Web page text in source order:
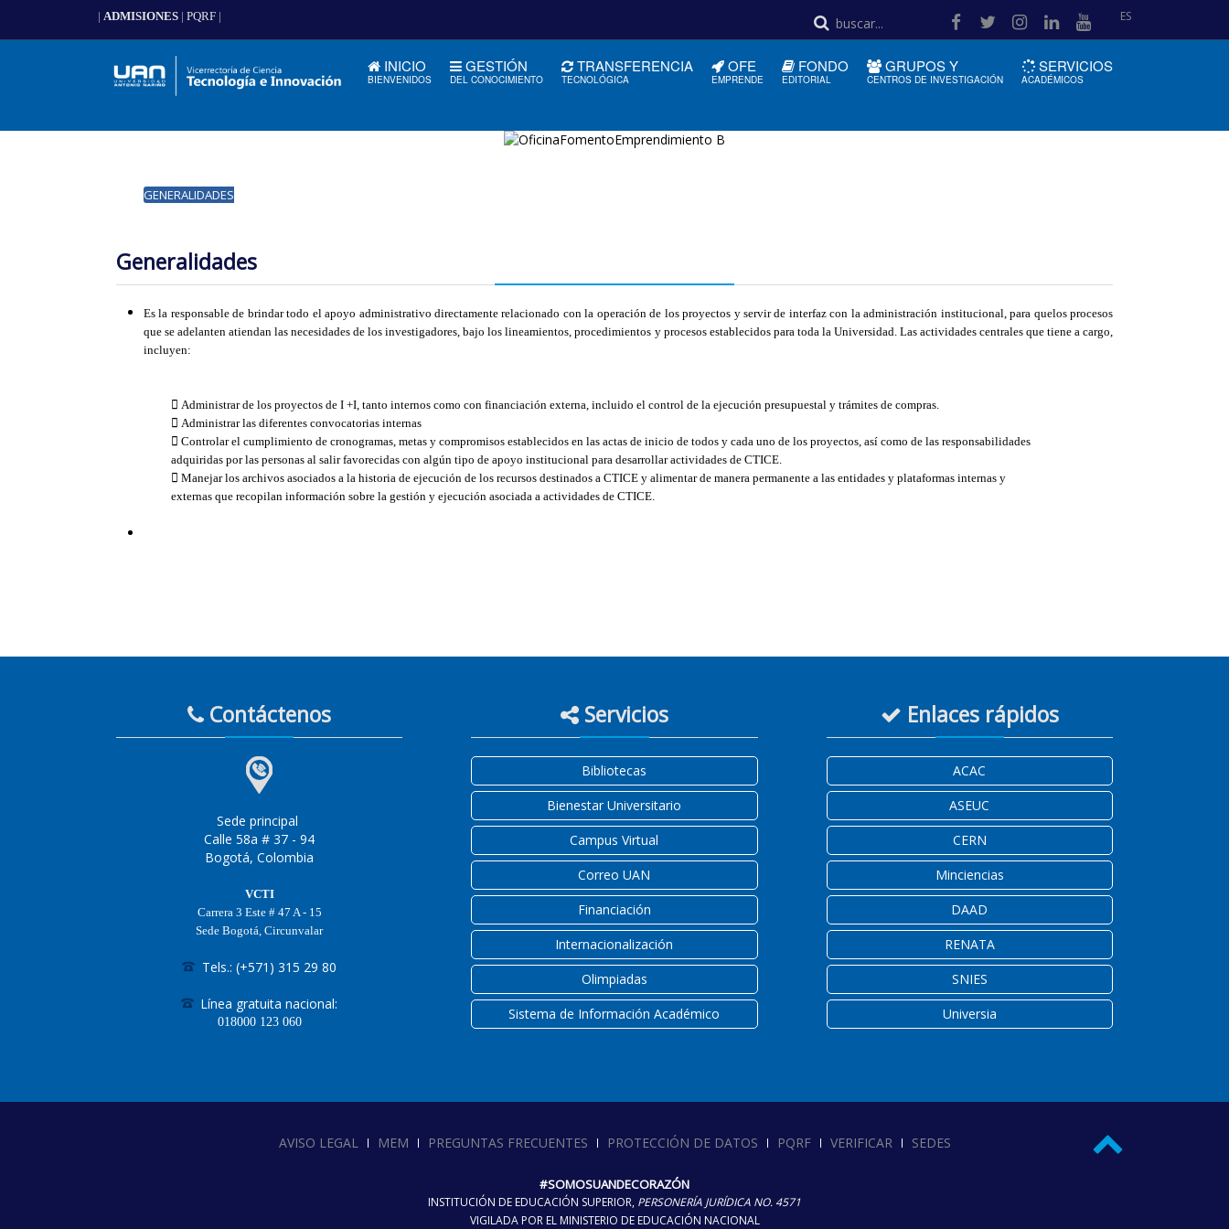
| ADMISIONES | PQRF | ES
INICIO
BIENVENIDOS
GESTIÓN
DEL CONOCIMIENTO
TRANSFERENCIA
TECNOLÓGICA
OFE
EMPRENDE
FONDO
EDITORIAL
GRUPOS Y
CENTROS DE INVESTIGACIÓN
SERVICIOS
ACADÉMICOS
GENERALIDADES
Generalidades
Es la responsable de brindar todo el apoyo administrativo directamente relacionado con la operación de los proyectos y servir de interfaz con la administración institucional, para quelos procesos
que se adelanten atiendan las necesidades de los investigadores, bajo loslineamientos, procedimientos y procesos establecidos para toda la Universidad. Las actividades centrales que tiene a cargo,
incluyen:
 Administrar de los proyectos de I +I, tanto internos como con financiación externa, incluido el control de la ejecución presupuestal y trámites de compras.
 Administrar las diferentes convocatorias internas
 Controlar el cumplimiento de cronogramas, metas y compromisos establecidos en las actas de inicio de todos y cada uno de los proyectos, así como de las responsabilidades
adquiridas por las personas al salir favorecidas con algún tipo de apoyo institucional para desarrollar actividades de CTICE.
 Manejar los archivos asociados a la historia de ejecución de los recursos destinados a CTICE y alimentar de manera permanente a las entidades y plataformas internas y
externas que recopilan información sobre la gestión y ejecución asociada a actividades de CTICE.
Contáctenos
Sede principal
Calle 58a # 37 - 94
Bogotá, Colombia
VCTI
Carrera 3 Este # 47 A - 15
Sede Bogotá, Circunvalar
Tels.: (+571) 315 29 80
Línea gratuita nacional:
018000 123 060
Servicios
Bibliotecas
Bienestar Universitario
Campus Virtual
Correo UAN
Financiación
Internacionalización
Olimpiadas
Sistema de Información Académico
Enlaces rápidos
ACAC
ASEUC
CERN
Minciencias
DAAD
RENATA
SNIES
Universia
AVISO LEGAL MEM PREGUNTAS FRECUENTES PROTECCIÓN DE DATOS PQRF VERIFICAR SEDES
#SOMOSUANDECORAZÓN
INSTITUCIÓN DE EDUCACIÓN SUPERIOR, PERSONERÍA JURÍDICA NO. 4571
VIGILADA POR EL MINISTERIO DE EDUCACIÓN NACIONAL